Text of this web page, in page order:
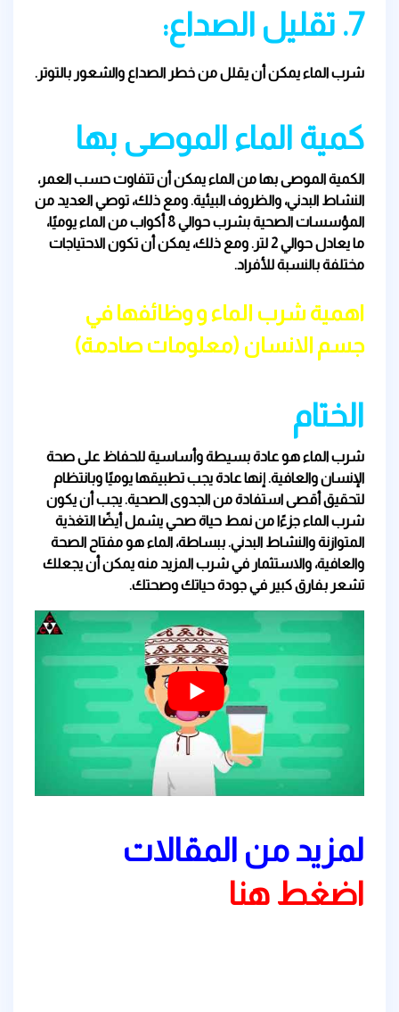
7. تقليل الصداع:
شرب الماء يمكن أن يقلل من خطر الصداع والشعور بالتوتر.
كمية الماء الموصى بها
الكمية الموصى بها من الماء يمكن أن تتفاوت حسب العمر،
النشاط البدني، والظروف البيئية. ومع ذلك، توصي العديد من
المؤسسات الصحية بشرب حوالي 8 أكواب من الماء يوميًا،
ما يعادل حوالي 2 لتر. ومع ذلك، يمكن أن تكون الاحتياجات
مختلفة بالنسبة للأفراد.
اهمية شرب الماء و وظائفها في
جسم الانسان (معلومات صادمة)
الختام
شرب الماء هو عادة بسيطة وأساسية للحفاظ على صحة
الإنسان والعافية. إنها عادة يجب تطبيقها يوميًا وبانتظام
لتحقيق أقصى استفادة من الجدوى الصحية. يجب أن يكون
شرب الماء جزءًا من نمط حياة صحي يشمل أيضًا التغذية
المتوازنة والنشاط البدني. ببساطة، الماء هو مفتاح الصحة
والعافية، والاستثمار في شرب المزيد منه يمكن أن يجعلك
تشعر بفارق كبير في جودة حياتك وصحتك.
لمزيد من المقالات
اضغط هنا